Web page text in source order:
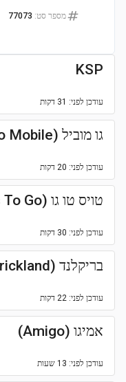
מספר סט:
77073
KSP
עודכן לפני: 31 דקות
גו מוביל (Go Mobile)
עודכן לפני: 20 דקות
טויס טו גו (Toys To Go)
עודכן לפני: 30 דקות
בריקלנד (Brickland)
עודכן לפני: 22 דקות
אמיגו (Amigo)
עודכן לפני: 13 שעות